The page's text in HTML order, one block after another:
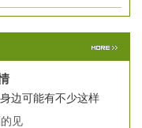
边可能有不少这样
见